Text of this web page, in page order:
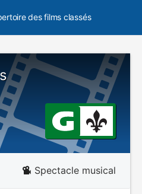
des films classés
Spectacle musical